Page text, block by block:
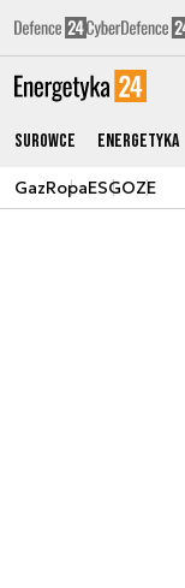
Surowce Energetyka
GazRopaESGOZE